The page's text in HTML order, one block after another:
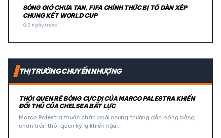
SÓNG GIÓ CHƯA TAN, FIFA CHÍNH THỨC BỊ TỐ DÀN XẾP
CHUNG KẾT WORLD CUP
schedule2 ngày trước
THỊ TRƯỜNG CHUYỂN NHƯỢNG
THÓI QUEN RÊ BÓNG CỰC DỊ CỦA MARCO PALESTRA KHIẾN
ĐỐI THỦ CỦA CHELSEA BẤT LỰC
Marco Palestra thuận chân phải nhưng thường dẫn bóng bằng
chân trái, thói quen kỳ lạ khiến hậu…